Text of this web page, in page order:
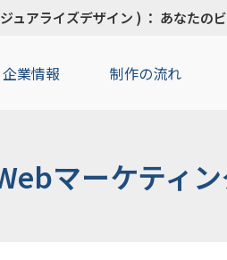
ュアライズデザイン ) ： あなたの
企業情報 制作の流れ
マーケティ